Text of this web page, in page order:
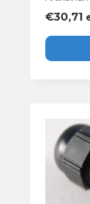
€30,71